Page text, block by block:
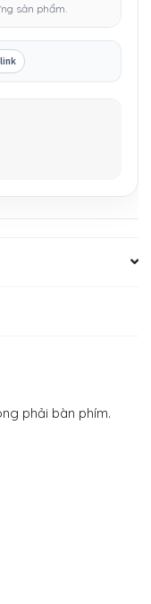
sản phẩm.
phải bàn phím.